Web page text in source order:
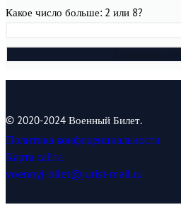
Какое число больше: 2 или 8?
© 2020-2024 Военный Билет.
Политика конфиденциальности
Карта сайта
voennyj-bilet@jurist-mail.ru